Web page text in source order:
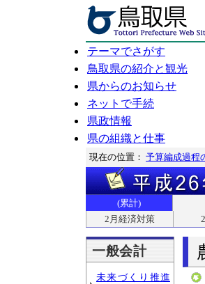
テーマでさがす
鳥取県の紹介と観光
県からのお知らせ
ネットで手続
県政情報
県の組織と仕事
現在の位置： 予算編成過程
(累計)
2月経済対策
一般会計
未来づくり推進